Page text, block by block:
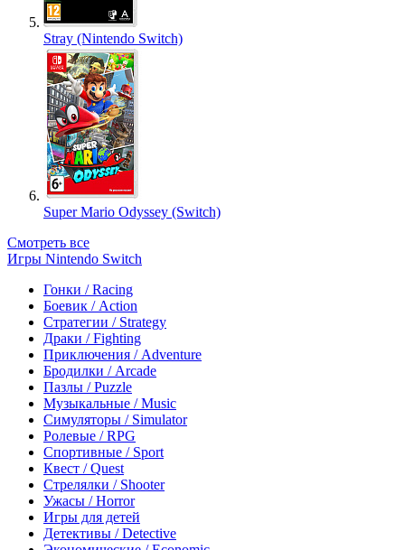
Stray (Nintendo Switch)
Super Mario Odyssey (Switch)
Смотреть все
Игры Nintendo Switch
Гонки / Racing
Боевик / Action
Стратегии / Strategy
Драки / Fighting
Приключения / Adventure
Бродилки / Arcade
Пазлы / Puzzle
Музыкальные / Music
Симуляторы / Simulator
Ролевые / RPG
Спортивные / Sport
Квест / Quest
Стрелялки / Shooter
Ужасы / Horror
Игры для детей
Детективы / Detective